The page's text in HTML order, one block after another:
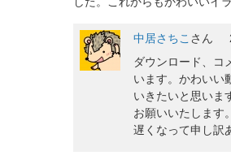
中居さちこ さん
ダウンロード、コ
います。かわいい
いきたいと思いま
お願いいたします
遅くなって申し訳